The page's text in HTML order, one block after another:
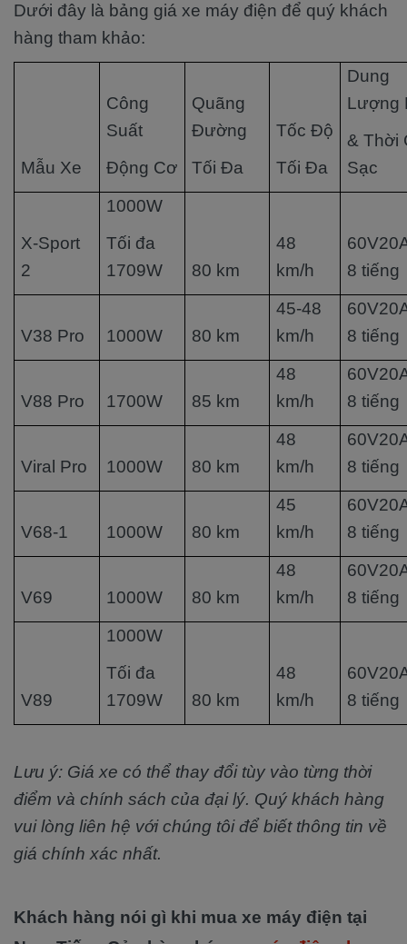
Dưới đây là bảng giá xe máy điện để quý khách
hàng tham khảo:
Mẫu Xe
Công
Suất
Động Cơ
Quãng
Đường
Tối Đa
Tốc Độ
Tối Đa
Dung
Lượng
& Thời
Sạc
X-Sport
2
1000W
Tối đa
1709W
80 km
48
km/h
8 tiếng
V38 Pro 1000W 80 km
45-48
km/h
8 tiếng
V88 Pro 1700W 85 km
48
km/h
8 tiếng
Viral Pro 1000W 80 km
48
km/h
8 tiếng
V68-1 1000W 80 km
45
km/h
8 tiếng
V69 1000W 80 km
48
km/h
8 tiếng
V89
1000W
Tối đa
1709W
80 km
48
km/h
8 tiếng
Lưu ý: Giá xe có thể thay đổi tùy vào từng thời
điểm và chính sách của đại lý. Quý khách hàng
vui lòng liên hệ với chúng tôi để biết thông tin về
giá chính xác nhất.
Khách hàng nói gì khi mua xe máy điện tại